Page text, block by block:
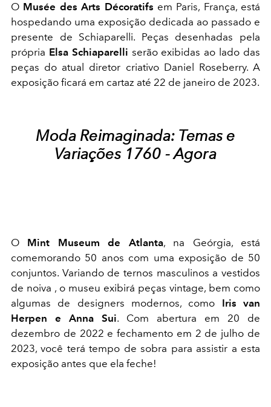
O Musée des Arts Décoratifs em Paris, França, está
hospedando uma exposição dedicada ao passado e
presente de Schiaparelli. Peças desenhadas pela
própria Elsa Schiaparelli serão exibidas ao lado das
peças do atual diretor criativo Daniel Roseberry. A
exposição ficará em cartaz até 22 de janeiro de 2023.
Moda Reimaginada: Temas e
Variações 1760 - Agora
O Mint Museum de Atlanta, na Geórgia, está
comemorando 50 anos com uma exposição de 50
conjuntos. Variando de ternos masculinos a vestidos
de noiva , o museu exibirá peças vintage, bem como
algumas de designers modernos, como Iris van
Herpen e Anna Sui. Com abertura em 20 de
dezembro de 2022 e fechamento em 2 de julho de
2023, você terá tempo de sobra para assistir a esta
exposição antes que ela feche!